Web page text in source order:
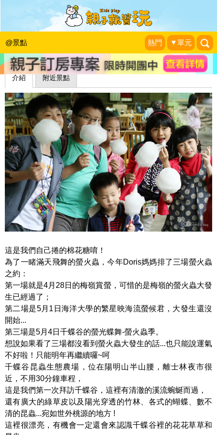
@景點 熱門 ▼單元
千蝶谷昆蟲生態農場
|2012-05-01
介紹 附近景點
這是我們自己捲的棉花糖唷！
為了一睹滿天飛舞的螢火蟲，今年Doris媽媽排了三場螢火蟲
之約：
第一場就是4月28日的梅嶺賞螢，可惜的是梅嶺的螢火蟲大發
生已經過了；
第二場是5月1日海洋大學的繁星映海流螢候君，大發生還沒
開始...
第三場是5月4日千蝶谷的螢光蝶舞-螢火蟲季。
想說如果看了三場都沒看到螢火蟲大發生的話...也只能說運氣
不好啦！只能明年再繼續囉~呵
千蝶谷昆蟲生態農場，位在陽明山半山腰，離士林夜市很
近，不用30分鐘車程，
這是我們第一次拜訪千蝶谷，這裡有清澈的溪流蜿蜒而過，
還有廣大的綠草皮以及陽光穿透的竹林、各式的蝴蝶、數不
清的昆蟲...宛如世外桃源的地方 !
這裡很漂亮，有機會一定還會來認識千蝶谷裡的花花草草和